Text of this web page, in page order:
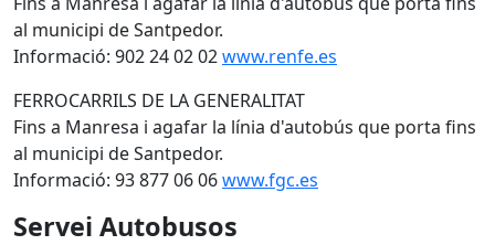
al municipi de Santpedor.
Informació: 902 24 02 02www.renfe.es
FERROCARRILS DE LA GENERALITAT
Fins a Manresa i agafar la línia d'autobús que porta fins
al municipi de Santpedor.
Informació: 93 877 06 06www.fgc.es
Servei Autobusos